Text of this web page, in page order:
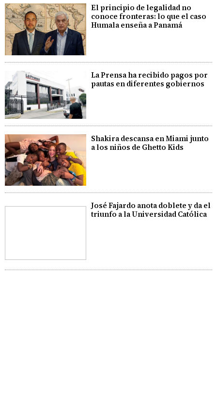
El principio de legalidad no
conoce fronteras: lo que el caso
Humala enseña a Panamá
La Prensa ha recibido pagos por
pautas en diferentes gobiernos
Shakira descansa en Miami junto
a los niños de Ghetto Kids
José Fajardo anota doblete y da el
triunfo a la Universidad Católica